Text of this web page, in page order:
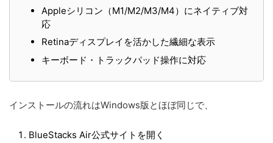
Appleシリコン（M1/M2/M3/M4）にネイティブ対
応
Retinaディスプレイを活かした繊細な表示
キーボード・トラックパッド操作に対応
インストールの流れはWindows版とほぼ同じで、
BlueStacks Air公式サイトを開く